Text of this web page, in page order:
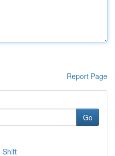
Report Page
Go
Shift